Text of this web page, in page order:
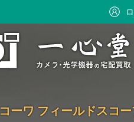
コーワ フィールドスコ